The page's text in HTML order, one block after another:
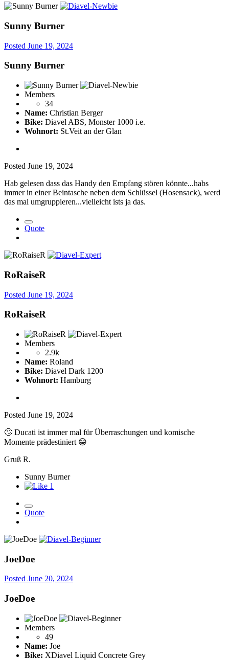
Sunny Burner
Posted June 19, 2024
Sunny Burner
Members
34
Name: Christian Berger
Bike: Diavel ABS, Monster 1000 i.e.
Wohnort: St.Veit an der Glan
Posted June 19, 2024
Hab gelesen dass das Handy den Empfang stören könnte...habs
immer in einer Beintasche neben dem Schlüssel (Hosensack), werd
das mal umgruppieren...vielleicht ists ja das.
Quote
RoRaiseR
Posted June 19, 2024
RoRaiseR
Members
2.9k
Name: Roland
Bike: Diavel Dark 1200
Wohnort: Hamburg
Posted June 19, 2024
🙄 Ducati ist immer mal für Überraschungen und komische
Momente prädestiniert 😁
Gruß R.
Sunny Burner
1
Quote
JoeDoe
Posted June 20, 2024
JoeDoe
Members
49
Name: Joe
Bike: XDiavel Liquid Concrete Grey